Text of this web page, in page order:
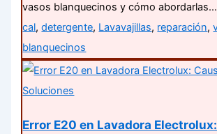
vasos blanquecinos y cómo abordarlas…
cal,detergente, Lavavajillas, reparación,
blanquecinos
Error E20 en Lavadora